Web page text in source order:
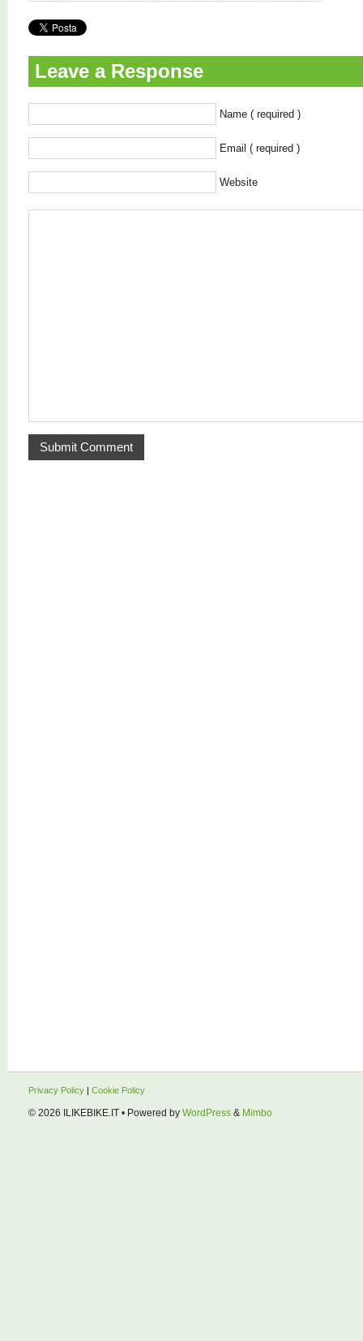
Leave a Response
Name ( required )
Email ( required )
Website
Privacy Policy Cookie Policy
© 2026 ILIKEBIKE.IT • Powered by WordPress & Mimbo